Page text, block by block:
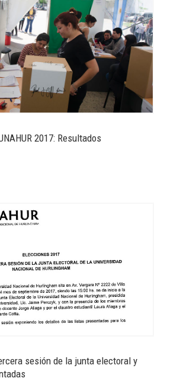
2017: Resultados
sesión de la junta electoral y